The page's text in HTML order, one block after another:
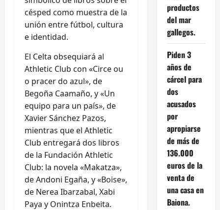
césped como muestra de la
unión entre fútbol, cultura
e identidad.
El Celta obsequiará al
Athletic Club con «Circe ou
o pracer do azul», de
Begoña Caamaño, y «Un
equipo para un país», de
Xavier Sánchez Pazos,
mientras que el Athletic
Club entregará dos libros
de la Fundación Athletic
Club: la novela «Makatza»,
de Andoni Egaña, y «Boise»,
de Nerea Ibarzabal, Xabi
Paya y Onintza Enbeita.
productos
del mar
gallegos.
Piden 3
años de
cárcel para
dos
acusados
por
apropiarse
de más de
136.000
euros de la
venta de
una casa en
Baiona.